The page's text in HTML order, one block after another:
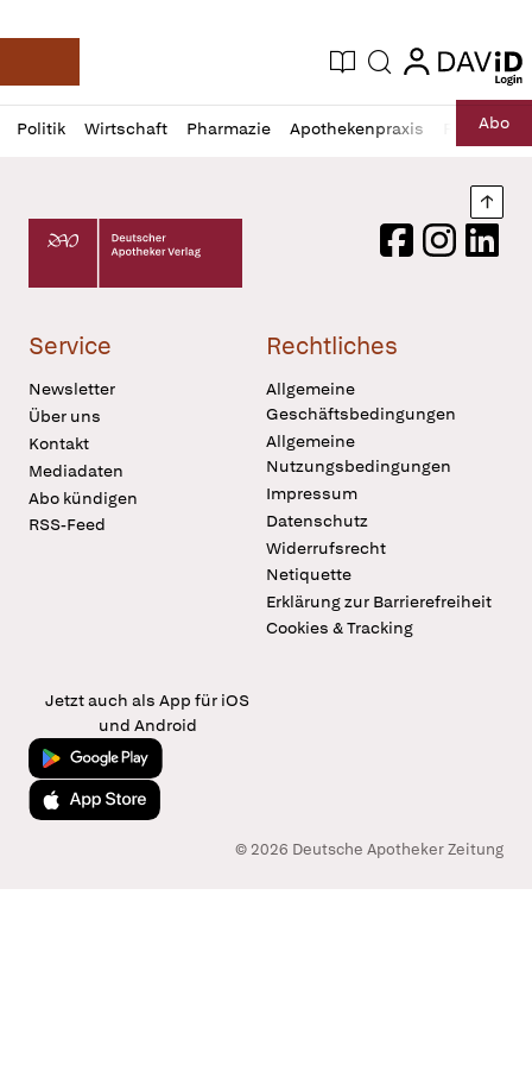
Deutsche Apotheker Zeitung
Aktuelle Ausgabe
Suche login
login
Politik Wirtschaft Pharmazie Apothekenpraxis RechtAbo
Profil
öffnen
Daz
Pur
Deutscher Apotheker Verlag Logo
FacebookInstagram
Service
Newsletter
Über uns
Kontakt
Mediadaten
Abo kündigen
RSS-Feed
Rechtliches
Allgemeine
Geschäftsbedingungen
Allgemeine
Nutzungsbedingungen
Impressum
Datenschutz
Widerrufsrecht
Netiquette
Erklärung zur Barrierefreiheit
Cookies & Tracking
Jetzt auch als App für iOS
und Android
Jetzt bei Google Play
Laden im App Store
© 2026 Deutsche Apotheker Zeitung